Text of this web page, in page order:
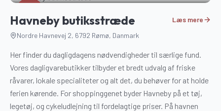
Havneby butiksstræde
Læs mere
Nordre Havnevej 2, 6792 Rømø, Danmark
Her finder du dagligdagens nødvendigheder til særlige fund.
Vores dagligvarebutikker tilbyder et bredt udvalg af friske
råvarer, lokale specialiteter og alt det, du behøver for at holde
ferien kørende. For shoppinggenet byder Havneby på et tøj,
legetøj, og cykeludlejning til fordelagtige priser. På havnen